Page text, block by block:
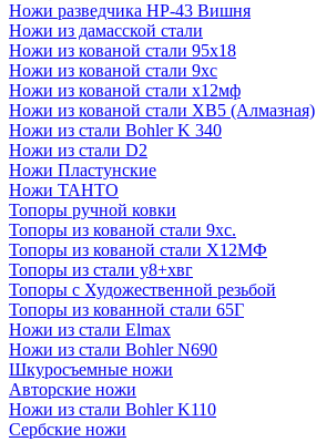
Ножи разведчика НР-43 Вишня
Ножи из дамасской стали
Ножи из кованой стали 95х18
Ножи из кованой стали 9хс
Ножи из кованой стали х12мф
Ножи из кованой стали ХВ5 (Алмазная)
Ножи из стали Bohler K 340
Ножи из стали D2
Ножи Пластунские
Ножи ТАНТО
Топоры ручной ковки
Топоры из кованой стали 9хс.
Топоры из кованой стали Х12МФ
Топоры из стали у8+хвг
Топоры с Художественной резьбой
Топоры из кованной стали 65Г
Ножи из стали Elmax
Ножи из стали Bohler N690
Шкуросъемные ножи
Авторские ножи
Ножи из стали Bohler K110
Сербские ножи